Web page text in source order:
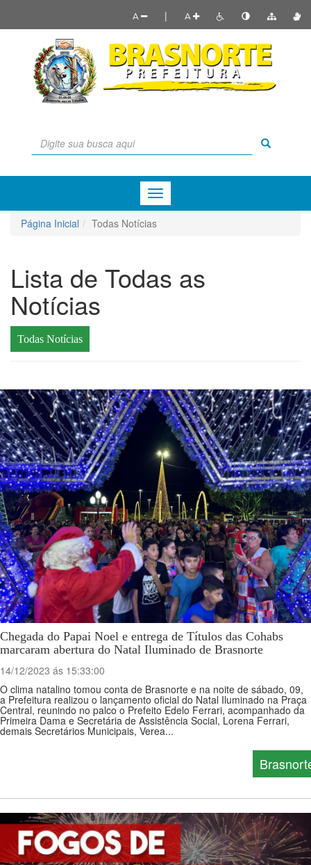
A | A
Menu
de
Navegação
Página Inicial Todas Notícias
Lista de Todas as
Notícias
Todas Notícias
Chegada do Papai Noel e entrega de Títulos das Cohabs
marcaram abertura do Natal Iluminado de Brasnorte
14/12/2023 ás 15:33:00
O clima natalino tomou conta de Brasnorte e na noite de sábado, 09,
a Prefeitura realizou o lançamento oficial do Natal Iluminado na Praça
Central, reunindo no palco o Prefeito Edelo Ferrari, acompanhado da
Primeira Dama e Secretária de Assistência Social, Lorena Ferrari,
demais Secretários Municipais, Verea...